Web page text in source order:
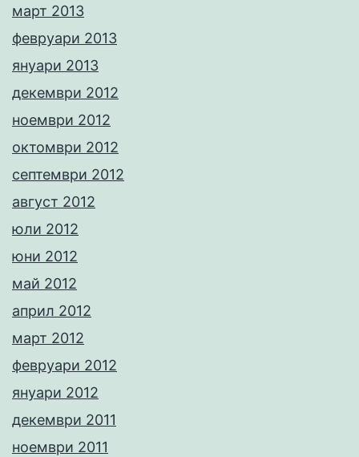
март 2013
февруари 2013
януари 2013
декември 2012
ноември 2012
октомври 2012
септември 2012
август 2012
юли 2012
юни 2012
май 2012
април 2012
март 2012
февруари 2012
януари 2012
декември 2011
ноември 2011